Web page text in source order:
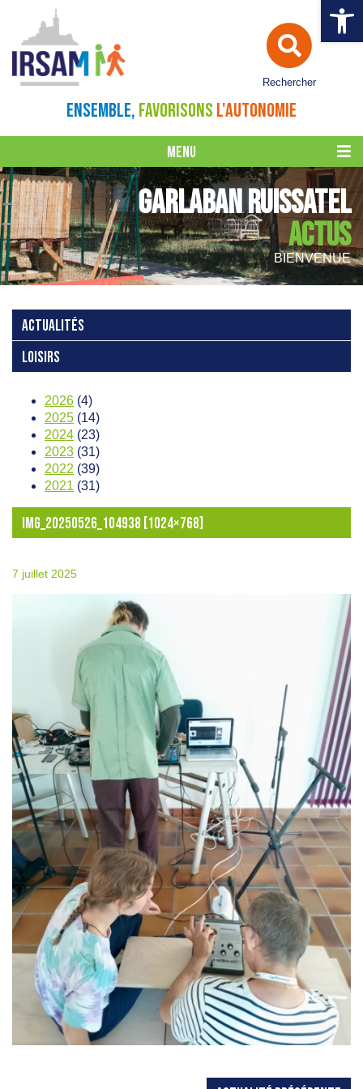
Ouvrir
Rechercher
ENSEMBLE, FAVORISONS L'AUTONOMIE
MENU
GARLABAN RUISSATEL
ACTUS
BIENVENUE
ACTUALITÉS
LOISIRS
2026 (4)
2025 (14)
2024 (23)
2023 (31)
2022 (39)
2021 (31)
IMG_20250526_104938 [1024×768]
7 juillet 2025